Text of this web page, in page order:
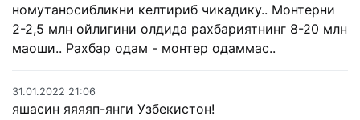
номутаносибликни келтириб чикадику.. Монтерни
2-2,5 млн ойлигини олдида рахбариятнинг 8-20 млн
маоши.. Рахбар одам - монтер одаммас..
31.01.2022 21:06
яшасин яяяяп-янги Узбекистон!